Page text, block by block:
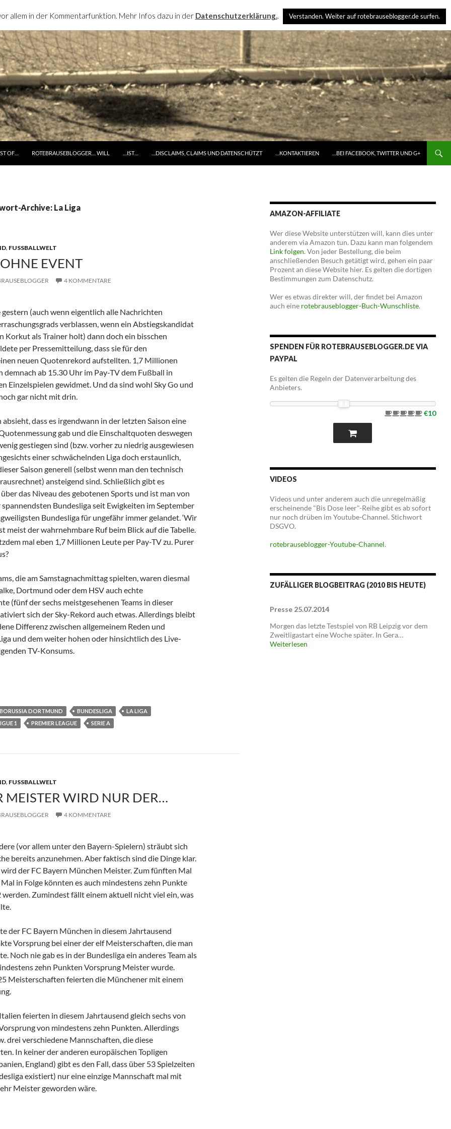
OF…
ROTEBRAUSEBLOGGER… WILL …IST… …DISCLAIMS, CLAIMS UND DATENSCHÜTZT …KONTAKTIEREN …BEI FACEBOOK, TWITTER UND G+
Archive: La Liga
, FUSSBALLWELT
EVENT
4 KOMMENTARE
(auch wenn eigentlich alle Nachrichten
verblassen, wenn ein Abstiegskandidat
Korkut als Trainer holt) dann doch ein bisschen
per Pressemitteilung, dass sie für den
neuen Quotenrekord aufstellten. 1,7 Millionen
demnach ab 15.30 Uhr im Pay-TV dem Fußball in
Einzelspielen gewidmet. Und da sind wohl Sky Go und
gar nicht mit drin.
dass es irgendwann in der letzten Saison eine
gab und die Einschaltquoten deswegen
gestiegen sind (bzw. vorher zu niedrig ausgewiesen
einer schwächelnden Liga doch erstaunlich,
Saison generell (selbst wenn man den technisch
ansteigend sind. Schließlich gibt es
das Niveau des gebotenen Sports und ist man von
Bundesliga seit Ewigkeiten im September
Bundesliga für ungefähr immer gelandet. ‘Wir
meist der wahrnehmbare Ruf beim Blick auf die Tabelle.
mal eben 1,7 Millionen Leute per Pay-TV zu. Purer
die am Samstagnachmittag spielten, waren diesmal
Dortmund oder dem HSV auch echte
(fünf der sechs meistgesehenen Teams in dieser
sich der Sky-Rekord auch etwas. Allerdings bleibt
Differenz zwischen allgemeinem Reden und
und dem weiter hohen oder hinsichtlich des Live-
TV-Konsums.
BORUSSIA DORTMUND BUNDESLIGA
LA LIGA
1 PREMIER LEAGUE SERIE A
, FUSSBALLWELT
MEISTER WIRD NUR DER…
4 KOMMENTARE
(vor allem unter den Bayern-Spielern) sträubt sich
bereits anzunehmen. Aber faktisch sind die Dinge klar.
wird der FC Bayern München Meister. Zum fünften Mal
in Folge könnten es auch mindestens zehn Punkte
Zumindest fällt einem aktuell nicht viel ein, was
der FC Bayern München in diesem Jahrtausend
Vorsprung bei einer der elf Meisterschaften, die man
Noch nie gab es in der Bundesliga ein anderes Team als
zehn Punkten Vorsprung Meister wurde.
Meisterschaften feierten die Münchener mit einem
feierten in diesem Jahrtausend gleich sechs von
von mindestens zehn Punkten. Allerdings
drei verschiedene Mannschaften, die diese
In keiner der anderen europäischen Topligen
England) gibt es den Fall, dass über 53 Spielzeiten
existiert) nur eine einzige Mannschaft mal mit
Meister geworden wäre.
nur der…
AMAZON-AFFILIATE
Wer diese Website unterstützen will, kann dies unter
anderem via Amazon tun. Dazu kann man folgendem
Link folgen. Von jeder Bestellung, die beim
anschließenden Besuch getätigt wird, gehen ein paar
Prozent an diese Website hier. Es gelten die dortigen
Bestimmungen zum Datenschutz.
Wer es etwas direkter will, der findet bei Amazon
auch eine rotebrauseblogger-Buch-Wunschliste.
SPENDEN FÜR ROTEBRAUSEBLOGGER.DE VIA
PAYPAL
Es gelten die Regeln der Datenverarbeitung des
Anbieters.
€10
VIDEOS
Videos und unter anderem auch die unregelmäßig
erscheinende "Bis Dose leer"-Reihe gibt es ab sofort
nur noch drüben im Youtube-Channel. Stichwort
DSGVO.
rotebrauseblogger-Youtube-Channel.
ZUFÄLLIGER BLOGBEITRAG (2010 BIS HEUTE)
Presse 25.07.2014
Morgen das letzte Testspiel von RB Leipzig vor dem
Zweitligastart eine Woche später. In Gera…
Weiterlesen
allem in der Kommentarfunktion. Mehr Infos dazu in der Datenschutzerklärung.. Verstanden. Weiter auf rotebrauseblogger.de surfen.